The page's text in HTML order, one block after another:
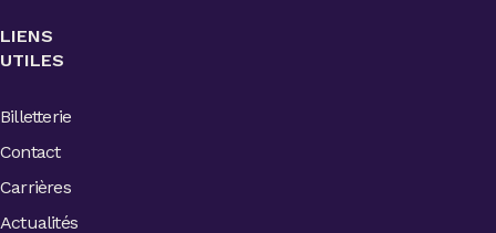
LIENS
UTILES
Billetterie
Contact
Carrières
Actualités